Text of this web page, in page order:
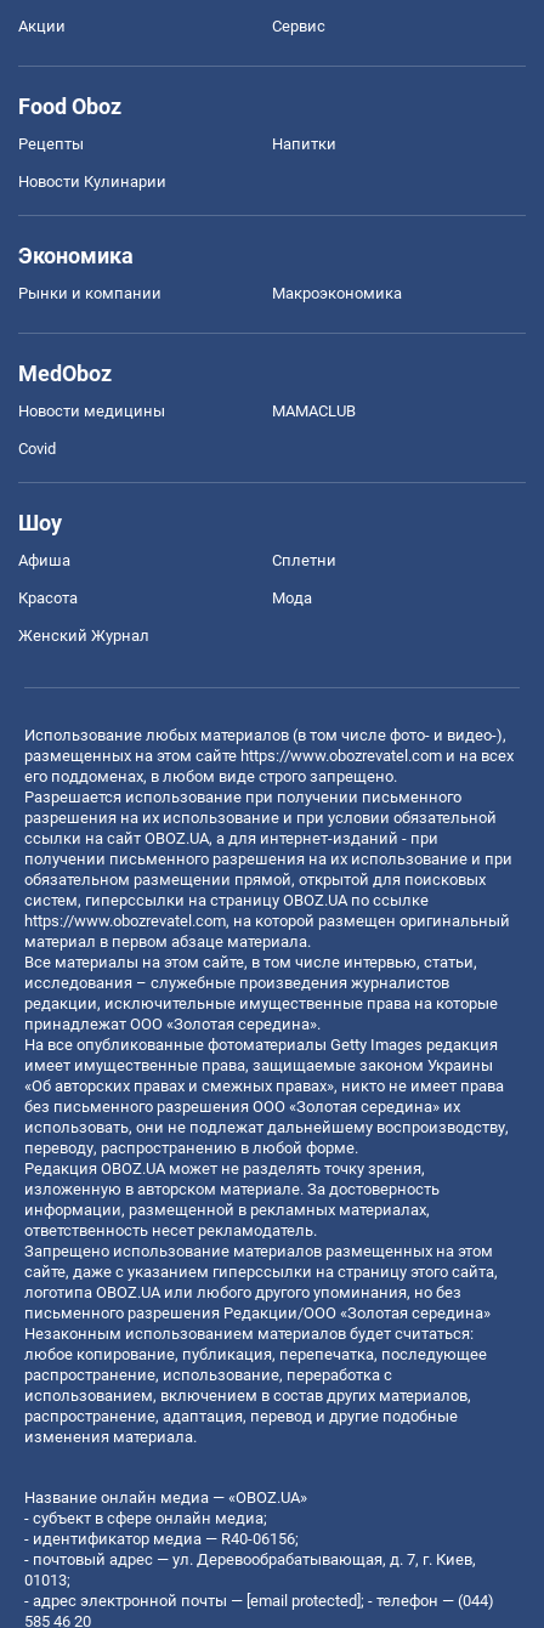
Акции Сервис
Food Oboz
Рецепты Напитки
Новости Кулинарии
Экономика
Рынки и компании Mакроэкономика
MedOboz
Новости медицины MAMACLUB
Covid
Шоу
Афиша Сплетни
Красота Мода
Женский Журнал
Использование любых материалов (в том числе фото- и видео-),
размещенных на этом сайте https://www.obozrevatel.com и на всех
его поддоменах, в любом виде строго запрещено.
Разрешается использование при получении письменного
разрешения на их использование и при условии обязательной
ссылки на сайт OBOZ.UA, а для интернет-изданий - при
получении письменного разрешения на их использование и при
обязательном размещении прямой, открытой для поисковых
систем, гиперссылки на страницу OBOZ.UA по ссылке
https://www.obozrevatel.com, на которой размещен оригинальный
материал в первом абзаце материала.
Все материалы на этом сайте, в том числе интервью, статьи,
исследования – служебные произведения журналистов
редакции, исключительные имущественные права на которые
принадлежат ООО «Золотая середина».
На все опубликованные фотоматериалы Getty Images редакция
имеет имущественные права, защищаемые законом Украины
«Об авторских правах и смежных правах», никто не имеет права
без письменного разрешения ООО «Золотая середина» их
использовать, они не подлежат дальнейшему воспроизводству,
переводу, распространению в любой форме.
Редакция OBOZ.UA может не разделять точку зрения,
изложенную в авторском материале. За достоверность
информации, размещенной в рекламных материалах,
ответственность несет рекламодатель.
Запрещено использование материалов размещенных на этом
сайте, даже с указанием гиперссылки на страницу этого сайта,
логотипа OBOZ.UA или любого другого упоминания, но без
письменного разрешения Редакции/ООО «Золотая середина»
Незаконным использованием материалов будет считаться:
любое копирование, публикация, перепечатка, последующее
распространение, использование, переработка с
использованием, включением в состав других материалов,
распространение, адаптация, перевод и другие подобные
изменения материала.
Название онлайн медиа — «OBOZ.UA»
- субъект в сфере онлайн медиа;
- идентификатор медиа — R40-06156;
- почтовый адрес — ул. Деревообрабатывающая, д. 7, г. Киев,
01013;
- адрес электронной почты — [email protected]; - телефон — (044)
585 46 20